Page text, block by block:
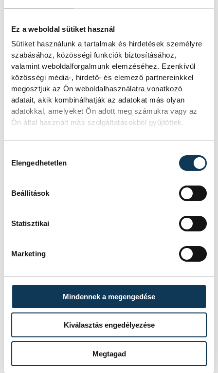
Ez a weboldal sütiket használ
Sütiket használunk a tartalmak és hirdetések személyre
szabásához, közösségi funkciók biztosításához,
valamint weboldalforgalmunk elemzéséhez. Ezenkívül
közösségi média-, hirdető- és elemező partnereinkkel
megosztjuk az Ön weboldalhasználatra vonatkozó
adatait, akik kombinálhatják az adatokat más olyan
adatokkal, amelyeket Ön adott meg számukra vagy az
Ön által használt más szolgáltatásokból gyűjtöttek.
Elengedhetetlen
Beállítások
Statisztikai
Marketing
Mindennek a megengedése
Kiválasztás engedélyezése
Megtagad
üzenem, hogy újult erővel
mielőbb tegyék túl magukat
a csalódáson
– mondta befejezésül Lauge, aki december